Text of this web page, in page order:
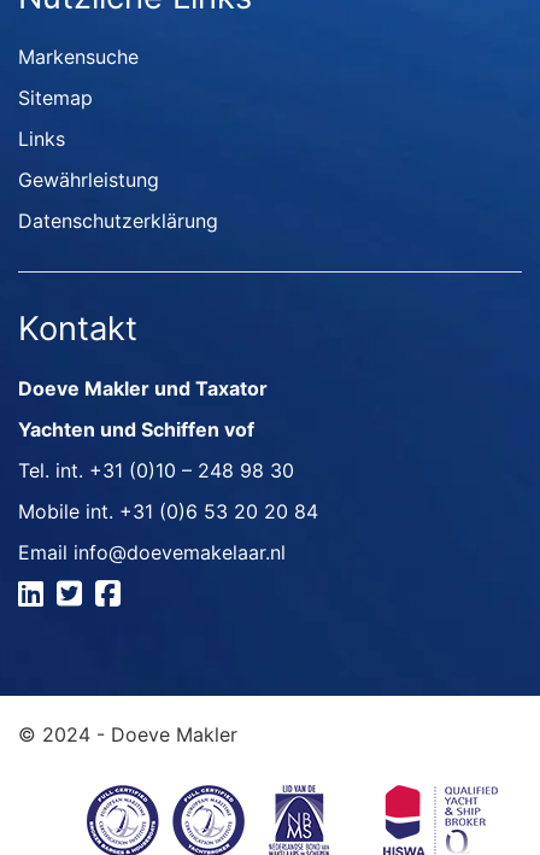
Markensuche
Sitemap
Links
Gewährleistung
Datenschutzerklärung
Kontakt
Doeve Makler und Taxator
Yachten und Schiffen vof
Tel. int. +31 (0)10 – 248 98 30
Mobile int. +31 (0)6 53 20 20 84
Email info@doevemakelaar.nl
© 2024 - Doeve Makler